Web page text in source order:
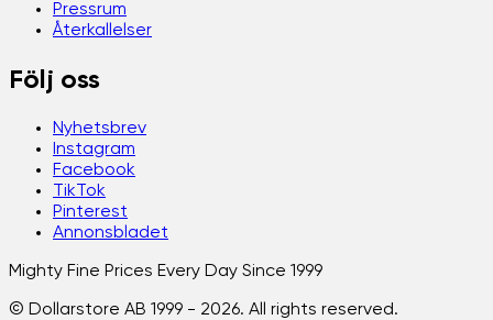
Pressrum
Återkallelser
Följ oss
Nyhetsbrev
Instagram
Facebook
TikTok
Pinterest
Annonsbladet
Mighty Fine Prices Every Day Since 1999
© Dollarstore AB 1999 - 2026. All rights reserved.